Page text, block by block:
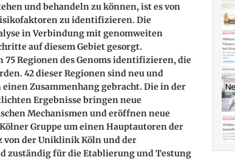
und behandeln zu können, ist es von
zu identifizieren. Die
in Verbindung mit genomweiten
auf diesem Gebiet gesorgt.
Regionen des Genoms identifizieren, die
42 dieser Regionen sind neu und
Zusammenhang gebracht. Die in der
Ergebnisse bringen neue
Mechanismen und eröffnen neue
Gruppe um einen Hauptautoren der
von der Uniklinik Köln und der
zuständig für die Etablierung und Testung